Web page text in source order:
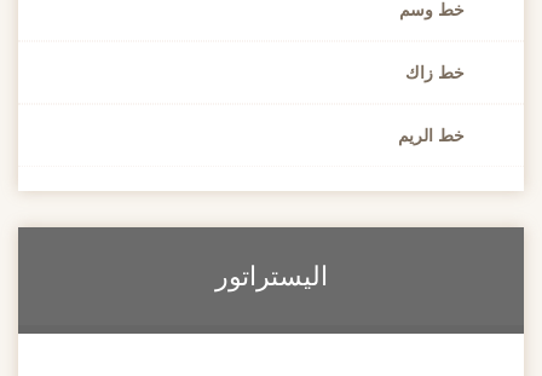
خط وسم
خط زاك
خط الريم
اليستراتور